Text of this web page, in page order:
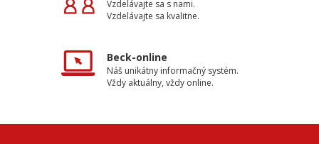
Vzdelávajte sa s nami.
Vzdelávajte sa kvalitne.
Beck-online
Náš unikátny informačný systém.
Vždy aktuálny, vždy online.